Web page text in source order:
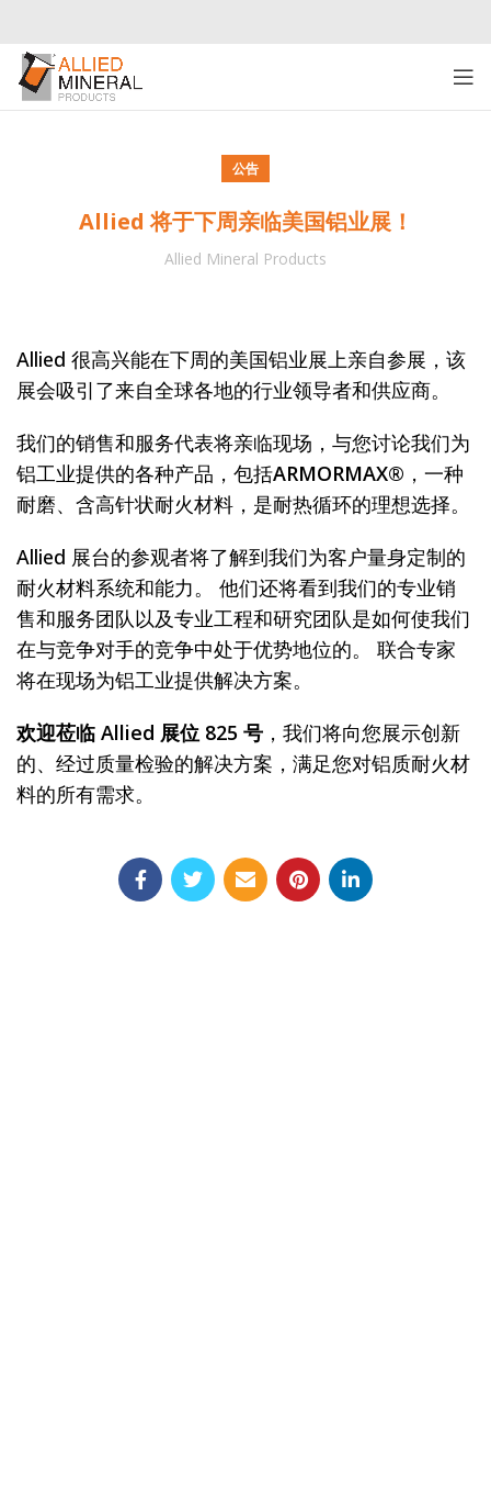
公告
Allied 将于下周亲临美国铝业展！
Allied Mineral Products
Allied 很高兴能在下周的美国铝业展上亲自参展，该
展会吸引了来自全球各地的行业领导者和供应商。
我们的销售和服务代表将亲临现场，与您讨论我们为
铝工业提供的各种产品，包括ARMORMAX® ，一种
耐磨、含高针状耐火材料，是耐热循环的理想选择。
Allied 展台的参观者将了解到我们为客户量身定制的
耐火材料系统和能力。 他们还将看到我们的专业销
售和服务团队以及专业工程和研究团队是如何使我们
在与竞争对手的竞争中处于优势地位的。 联合专家
将在现场为铝工业提供解决方案。
欢迎莅临 Allied 展位 825 号 ，我们将向您展示创新
的、经过质量检验的解决方案，满足您对铝质耐火材
料的所有需求。